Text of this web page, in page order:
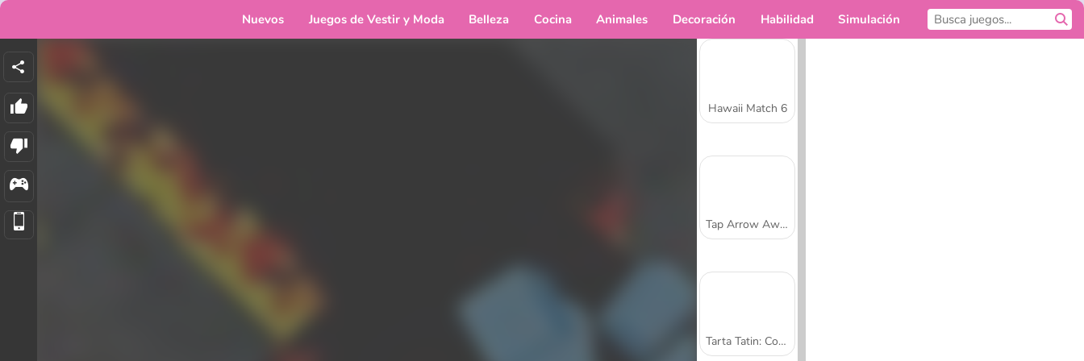
Nuevos Juegos de Vestir y Moda Belleza Cocina Animales Decoración Habilidad Simulación
Hawaii Match 6
Tap Arrow Away
Tarta Tatin: Cocina con Sara